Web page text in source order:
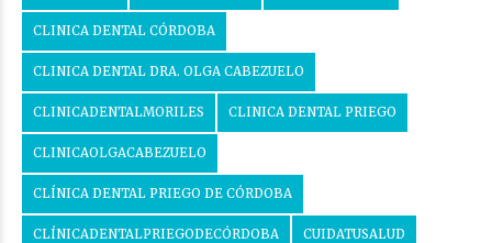
CLINICA DENTAL CÓRDOBA
CLINICA DENTAL DRA. OLGA CABEZUELO
CLINICADENTALMORILES CLINICA DENTAL PRIEGO
CLINICAOLGACABEZUELO
CLÍNICA DENTAL PRIEGO DE CÓRDOBA
CLÍNICADENTALPRIEGODECÓRDOBA CUIDATUSALUD